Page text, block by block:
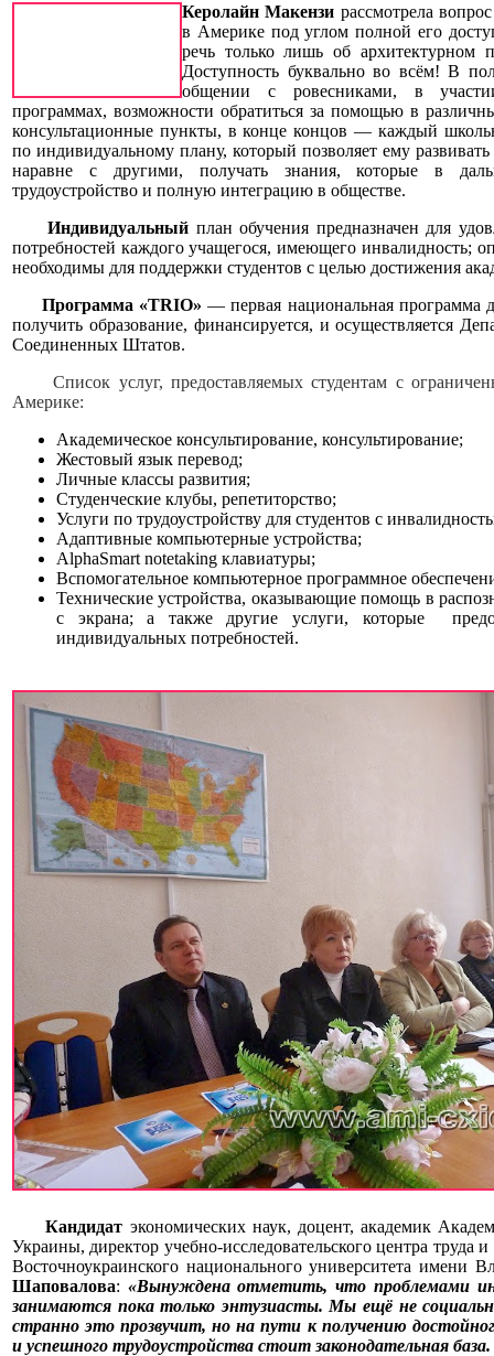
Керолайн Макензи рассмотрела
в Америке под углом полной его
речь только лишь об архитектурном
Доступность буквально во всём! В
общении с ровесниками, в
программах, возможности обратиться за помощью в
консультационные пункты, в конце концов — каждый
по индивидуальному плану, который позволяет ему
наравне с другими, получать знания, которые в
трудоустройство и полную интеграцию в обществе.
Индивидуальный план обучения предназначен для
потребностей каждого учащегося, имеющего инвалидность;
необходимы для поддержки студентов с целью достижения
Программа «TRIO» — первая национальная программа
получить образование, финансируется, и осуществляется
Соединенных Штатов.
Список услуг, предоставляемых студентам с
Америке:
Академическое консультирование, консультирование;
Жестовый язык перевод;
Личные классы развития;
Студенческие клубы, репетиторство;
Услуги по трудоустройству для студентов с
Адаптивные компьютерные устройства;
AlphaSmart notetaking клавиатуры;
Вспомогательное компьютерное программное
Технические устройства, оказывающие помощь в
с экрана; а также другие услуги, которые
индивидуальных потребностей.
Кандидат экономических наук, доцент, академик
Украины, директор учебно-исследовательского центра труда
Восточноукраинского национального университета имени
Шаповалова: «Вынуждена отметить, что проблемами
занимаются пока только энтузиасты. Мы ещё не
странно это прозвучит, но на пути к получению
и успешного трудоустройства стоит законодательная база.